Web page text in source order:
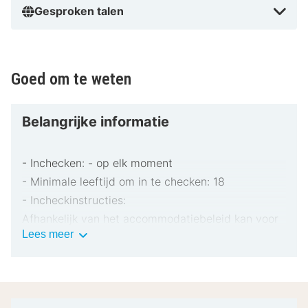
Gesproken talen
Goed om te weten
Belangrijke informatie
- Inchecken: - op elk moment
- Minimale leeftijd om in te checken: 18
- Incheckinstructies:
Afhankelijk van het accommodatiebeleid kan voor
extra personen een toeslag in rekening worden
Lees meerBelangrijke